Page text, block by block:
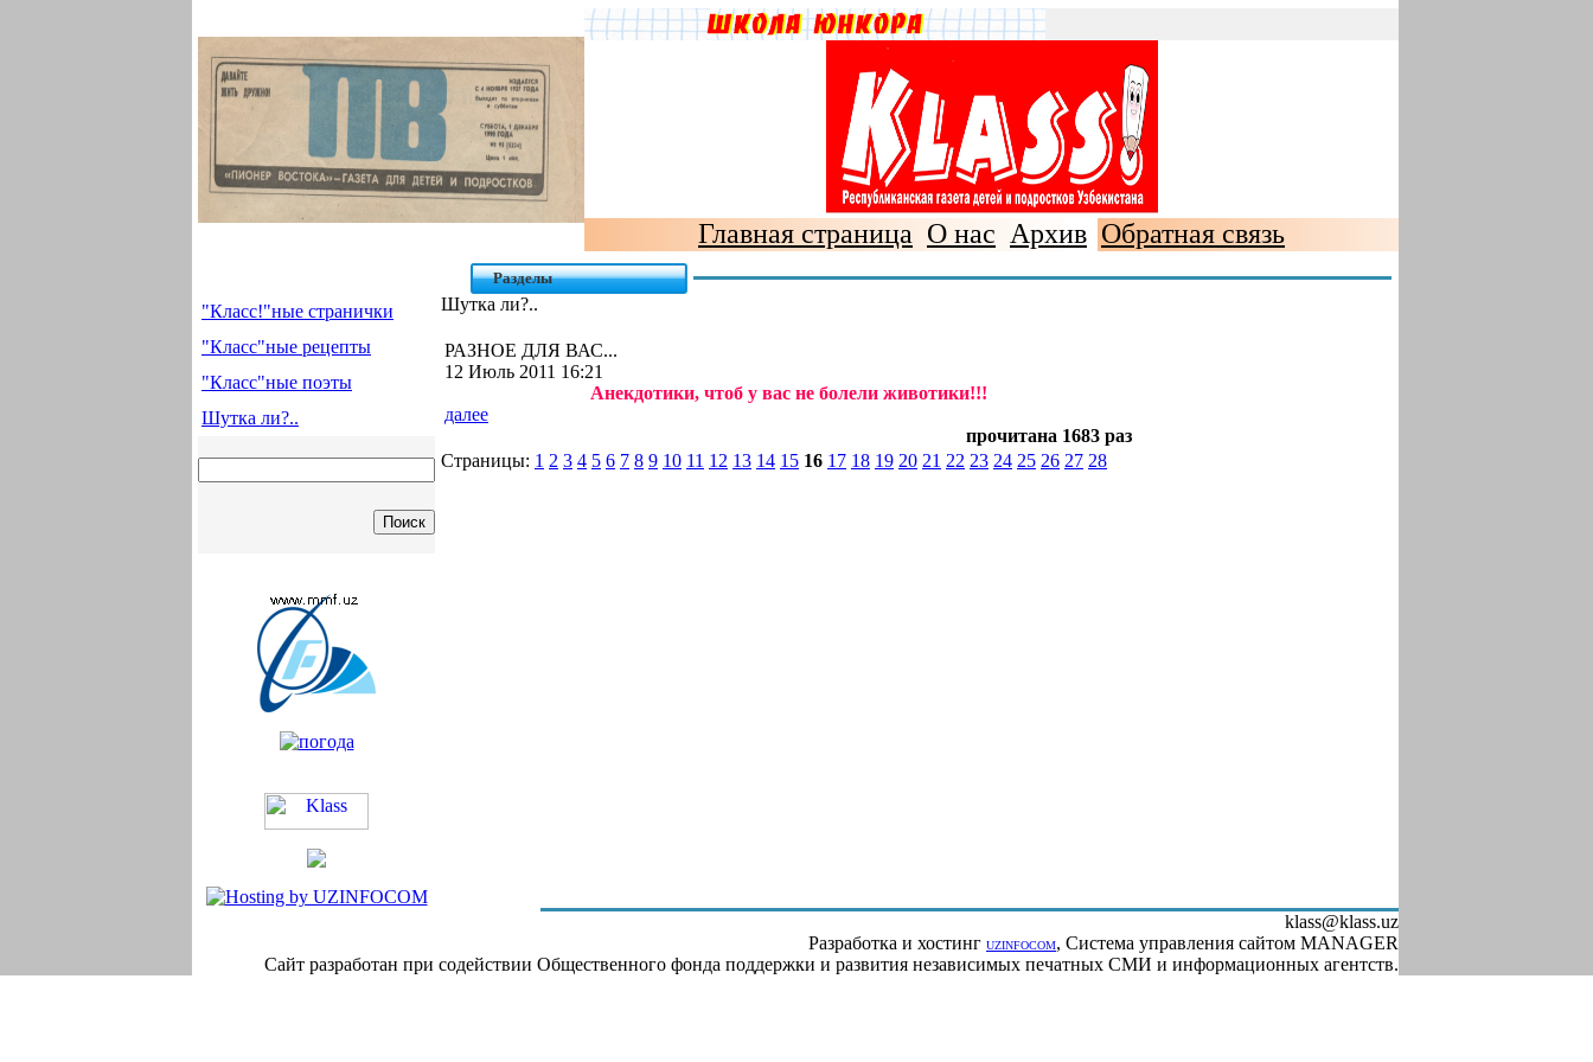
Главная страница О нас Архив Обратная связь
Разделы
"Класс!"ные странички
"Класс"ные рецепты
"Класс"ные поэты
Шутка ли?..
Шутка ли?..
РАЗНОЕ ДЛЯ ВАС...
12 Июль 2011 16:21
Анекдотики, чтоб у вас не болели животики!!!
далее
прочитана 1683 раз
Страницы: 1 2 3 4 5 6 7 8 9 10 11 12 13 14 15 16 17 18 19 20 21 22 23 24 25 26 27 28
klass@klass.uz
Разработка и хостинг UZINFOCOM, Система управления сайтом MANAGER
Сайт разработан при содействии Общественного фонда поддержки и развития независимых печатных СМИ и информационных агентств.